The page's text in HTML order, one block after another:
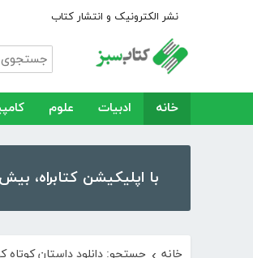
نشر الکترونیک و انتشار کتاب
خانه ادبیات علوم
با اپلیکیشن کتابراه، بیش از ۵۰،۰۰۰ کتاب، کتاب صوتی و رمان را در موبایل و تبلت خود
خانه جستجو: دانلود داستان